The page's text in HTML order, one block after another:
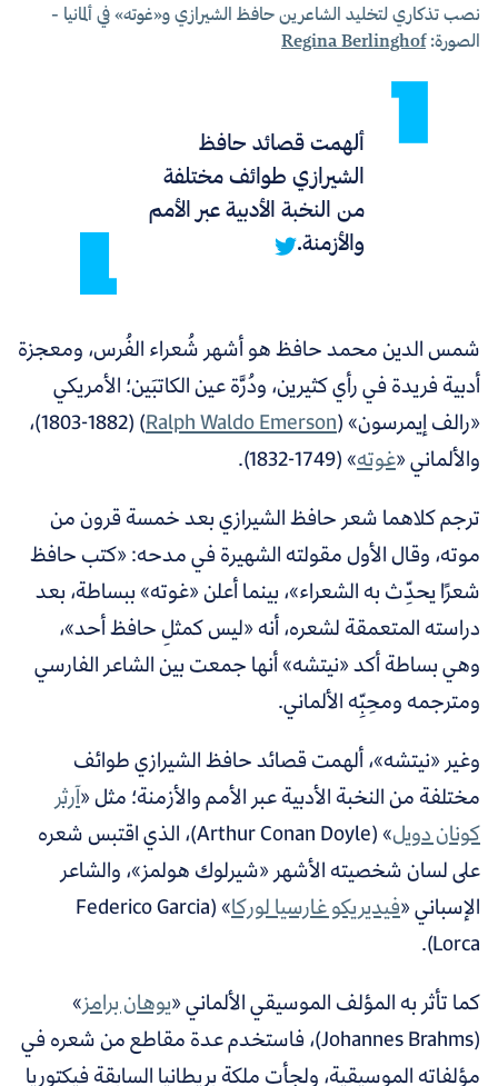
نصب تذكاري لتخليد الشاعرين حافظ الشيرازي و«غوته» في ألمانيا -
الصورة:Regina Berlinghof
ألهمت قصائد حافظ
الشيرازي طوائف مختلفة
من النخبة الأدبية عبر الأمم
والأزمنة.
شمس الدين محمد حافظ هو أشهر شُعراء الفُرس، ومعجزة
أدبية فريدة في رأي كثيرين، ودُرَّة عين الكاتبَين؛ الأمريكي
«رالف إيمرسون» (Ralph Waldo Emerson
) (1803-1882)،
والألماني «غوته» (1749-1832).
ترجم كلاهما شعر حافظ الشيرازي بعد خمسة قرون من
موته، وقال الأول مقولته الشهيرة في مدحه: «كتب حافظ
شعرًا يحدِّث به الشعراء»، بينما أعلن «غوته» ببساطة، بعد
دراسته المتعمقة لشعره، أنه «ليس كمثلِ حافظ أحد»،
وهي بساطة أكد «نيتشه» أنها جمعت بين الشاعر الفارسي
ومترجمه ومحِبِّه الألماني.
وغير «نيتشه»، ألهمت قصائد حافظ الشيرازي طوائف
مختلفة من النخبة الأدبية عبر الأمم والأزمنة؛ مثل «آرثر
كونان دويل
» (Arthur Conan Doyle)، الذي اقتبس شعره
على لسان شخصيته الأشهر «شيرلوك هولمز»، والشاعر
الإسباني «فيديريكو غارسيا لوركا
» (Federico Garcia
Lorca).
كما تأثر به المؤلف الموسيقي الألماني «يوهان برامز»
(Johannes Brahms)، فاستخدم عدة مقاطع من شعره في
مؤلفاته الموسيقية،ولجأت ملكة بريطانيا السابقة فيكتوريا